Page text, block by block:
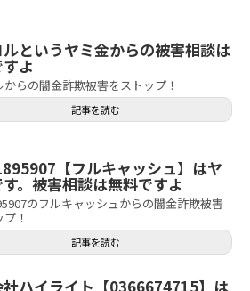
というヤミ金からの被害相談は
よ
からの闇金詐欺被害をストップ！
記事を読む
【フルキャッシュ】はヤ
。被害相談は無料ですよ
のフルキャッシュからの闇金詐欺被害
！
記事を読む
ハイライト【0366674715】は